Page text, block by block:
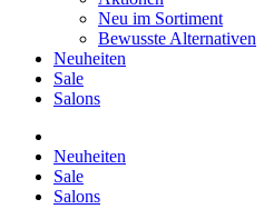
Neu im Sortiment
Bewusste Alternativen
Neuheiten
Sale
Salons
Neuheiten
Sale
Salons